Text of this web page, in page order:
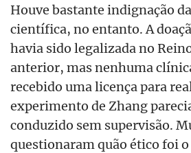
Houve bastante indignação
científica, no entanto. A
havia sido legalizada no
anterior, mas nenhuma
recebido uma licença para
experimento de Zhang
conduzido sem supervisão.
questionaram quão ético foi